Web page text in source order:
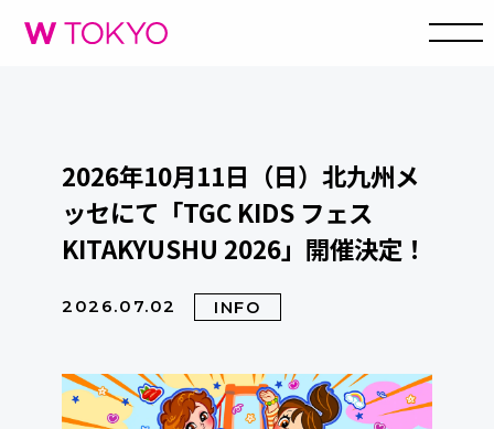
2026年10月11日（日）北九州メ
ッセにて「TGC KIDS フェス
KITAKYUSHU 2026」開催決定！
2026.07.02 INFO